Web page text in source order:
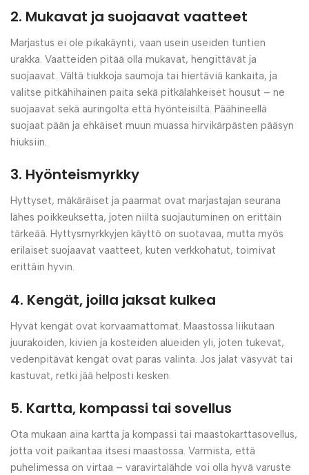
2. Mukavat ja suojaavat vaatteet
Marjastus ei ole pikakäynti, vaan usein useiden tuntien
urakka. Vaatteiden pitää olla mukavat, hengittävät ja
suojaavat. Vältä tiukkoja saumoja tai hiertäviä kankaita, ja
valitse pitkähihainen paita sekä pitkälahkeiset housut – ne
suojaavat sekä auringolta että hyönteisiltä. Päähineellä
suojaat pään ja ehkäiset muun muassa hirvikärpästen pääsyn
hiuksiin.
3. Hyönteismyrkky
Hyttyset, mäkäräiset ja paarmat ovat marjastajan seurana
lähes poikkeuksetta, joten niiltä suojautuminen on erittäin
tärkeää. Hyttysmyrkkyjen käyttö on suotavaa, mutta myös
erilaiset suojaavat vaatteet, kuten verkkohatut, toimivat
erittäin hyvin.
4. Kengät, joilla jaksat kulkea
Hyvät kengät ovat korvaamattomat. Maastossa liikutaan
juurakoiden, kivien ja kosteiden alueiden yli, joten tukevat,
vedenpitävät kengät ovat paras valinta. Jos jalat väsyvät tai
kastuvat, retki jää helposti kesken.
5. Kartta, kompassi tai sovellus
Ota mukaan aina kartta ja kompassi tai maastokarttasovellus,
jotta voit paikantaa itsesi maastossa. Varmista, että
puhelimessa on virtaa – varavirtalähde voi olla hyvä varuste